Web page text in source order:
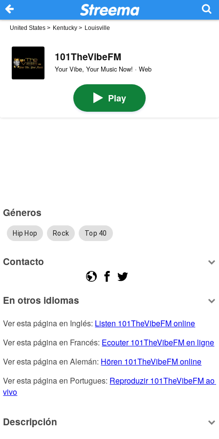
United States > Kentucky > Louisville
101TheVibeFM
Your Vibe, Your Music Now! · Web
Play
Géneros
Hip Hop Rock Top 40
Contacto
En otros idiomas
Ver esta página en Inglés: Listen 101TheVibeFM online
Ver esta página en Francés: Ecouter 101TheVibeFM en ligne
Ver esta página en Alemán: Hören 101TheVibeFM online
Ver esta página en Portugues: Reproduzir 101TheVibeFM ao
vivo
Descripción